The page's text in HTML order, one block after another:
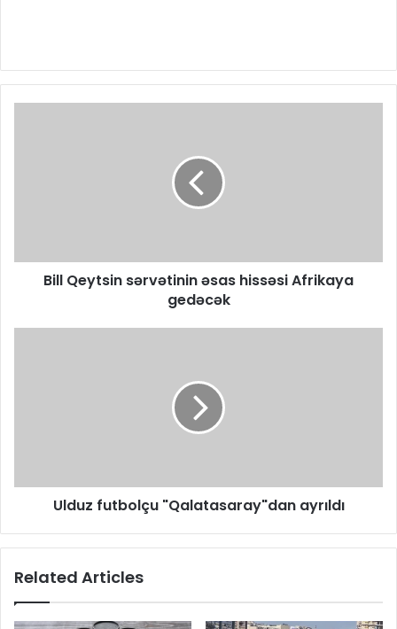
Bill Qeytsin sərvətinin əsas hissəsi Afrikaya
gedəcək
Ulduz futbolçu ​"Qalatasaray"dan ayrıldı
Related Articles